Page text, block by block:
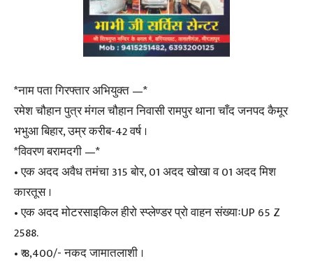
*नाम पता गिरफ्तार अभियुक्त —*
रमेश चौहान पुत्र मंगल चौहान निवासी रामपुर थाना चाँद जनपद कैमूर
भभुआ बिहार, उम्र करीब-42 वर्ष ।
*विवरण बरामदगी —*
• एक अदद अवैध तमंचा 315 बोर, 01 अदद खोखा व 01 अदद मिश
कारतूस ।
• एक अदद मोटरसाइकिल हीरो स्प्लेण्डर प्रो वाहन संख्याःUP 65 Z
2588.
• ₹ 8,400/- नकद जामातलाशी ।